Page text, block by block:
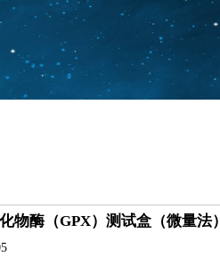
物酶（GPX）测试盒（微量法）